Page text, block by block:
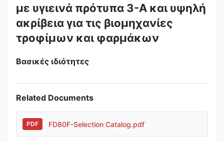
με υγιεινά πρότυπα 3-A και υψηλή
ακρίβεια για τις βιομηχανίες
τροφίμων και φαρμάκων
Βασικές ιδιότητες
Related Documents
PDF FD80F-Selection Catalog.pdf